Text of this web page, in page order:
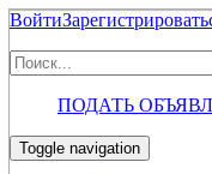
Войти
ПОДАТЬ
Toggle navigation